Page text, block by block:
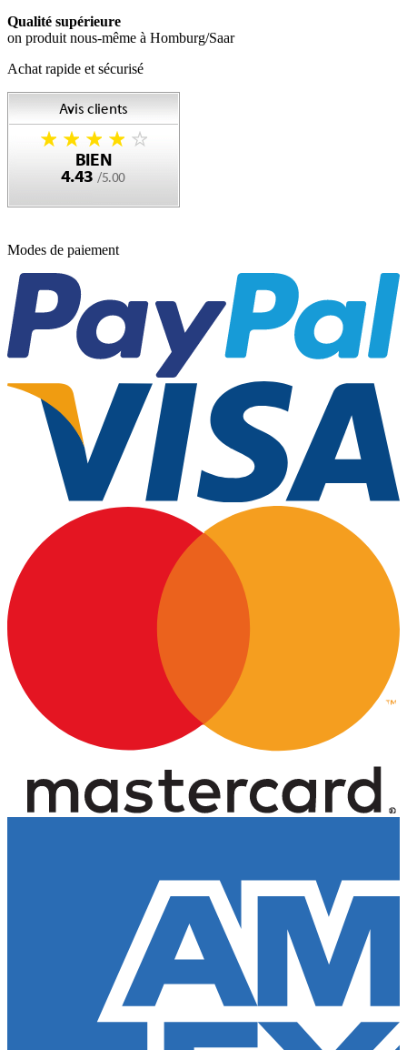
Qualité supérieure
on produit nous-même à Homburg/Saar
Achat rapide et sécurisé
Modes de paiement